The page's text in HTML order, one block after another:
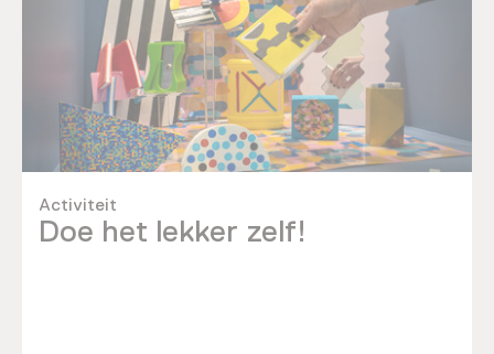
Doe het lekker zelf!
Activiteit